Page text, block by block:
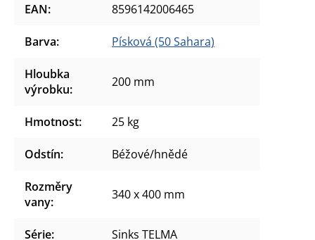
EAN: 8596142006465
Barva: Písková (50 Sahara)
Hloubka
výrobku: 200 mm
Hmotnost: 25 kg
Odstín: Béžové/hnědé
Rozměry
vany: 340 x 400 mm
Série: Sinks TELMA